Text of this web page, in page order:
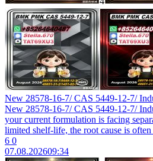
New 28578-16-7/ CAS 5449-12-7/
New 28578-16-7/ CAS 5449-12-7/
your current formulation is facing
limited shelf-life, the root cause is often
6 0
07.08.202609:34